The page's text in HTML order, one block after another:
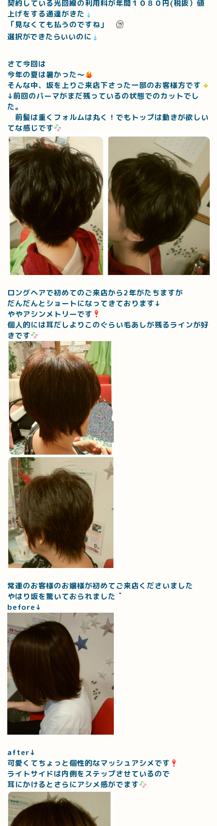
契約している光回線の利用料が年間１０８０円(税抜）値
上げをする通達がきた
「見なくても払うのですね」
選択ができたらいいのに
さて今回は
今年の夏は暑かった～
そんな中、坂を上りご来店下さった一部のお客様方です
↓前回のパーマがまだ残っているの状態でのカットでし
た。
前髪は重くフォルムは丸く！でもトップは動きが欲しい
てな感じです
ロングヘアで初めてのご来店から2年がたちますが
だんだんとショートになってきております↓
ややアシンメトリーです
個人的には耳だしよりこのぐらい毛あしが残るラインが好
きです
常連のお客様のお嬢様が初めてご来店くださいました
やはり坂を驚いておられました
before↓
after↓
可愛くてちょっと個性的なマッシュアシメです
ライトサイドは内側をステップさせているので
耳にかけるとさらにアシメ感がでます